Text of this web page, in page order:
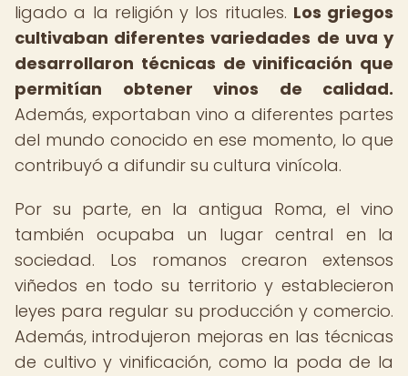
ligado a la religión y los rituales. Los griegos
cultivaban diferentes variedades de uva y
desarrollaron técnicas de vinificación que
permitían obtener vinos de calidad.
Además, exportaban vino a diferentes partes
del mundo conocido en ese momento, lo que
contribuyó a difundir su cultura vinícola.
Por su parte, en la antigua Roma, el vino
también ocupaba un lugar central en la
sociedad. Los romanos crearon extensos
viñedos en todo su territorio y establecieron
leyes para regular su producción y comercio.
Además, introdujeron mejoras en las técnicas
de cultivo y vinificación, como la poda de la